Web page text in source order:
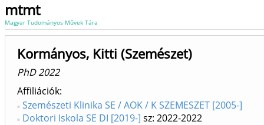
mtmt
Magyar Tudományos Művek Tára
Kormányos, Kitti (Szemészet)
PhD 2022
Affiliációk
Szemészeti Klinika SE / AOK / K SZEMESZET [2005-]
Doktori Iskola SE DI [2019-] sz: 2022-2022